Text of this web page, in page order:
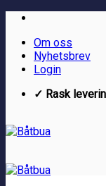
Skip
contentOm oss
Nyhetsbrev
Login
✓ Rask